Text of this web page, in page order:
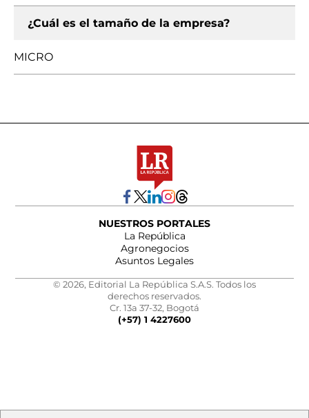
¿Cuál es el tamaño de la empresa?
MICRO
NUESTROS PORTALES
La República
Agronegocios
Asuntos Legales
© 2026, Editorial La República S.A.S. Todos los
derechos reservados.
Cr. 13a 37-32, Bogotá
(+57) 1 4227600